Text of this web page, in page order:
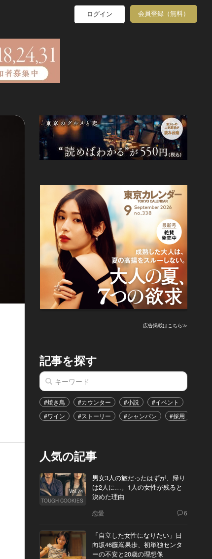
ログイン 会員登録（無料）
広告掲載はこちら≫
記事を探す
#焼き鳥 #カウンター #小説 #イベント
#ワイン
#ストーリー #シャンパン #採用
人気の記事
Vol.74
TOUGH COOKIES
男女3人の旅だったはずが、帰り
は2人に…。1人の女性が残ると
決めた理由
恋愛 6
「自立した女性になりたい」日
向坂46藤嶌果歩、初単独センタ
ーの不安と20歳の理想像